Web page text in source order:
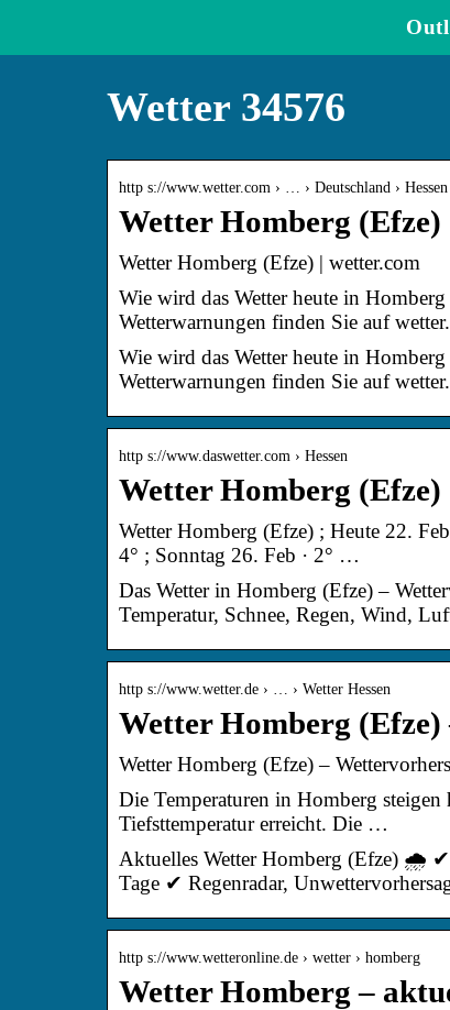
Wetter 34576
http s://www.wetter.com › … › Deutschland › Hessen
Wetter Homberg (Efze)
Wetter Homberg (Efze) | wetter.com
Wie wird das Wetter heute in
Wetterwarnungen finden Sie auf
Wie wird das Wetter heute in
Wetterwarnungen finden Sie auf
http s://www.daswetter.com › Hessen
Wetter Homberg (Efze)
Wetter Homberg (Efze) ; Heute 22.
4° ; Sonntag 26. Feb · 2° …
Das Wetter in Homberg (Efze) –
Temperatur, Schnee, Regen, Wind,
http s://www.wetter.de › … › Wetter Hessen
Wetter Homberg
Wetter Homberg (Efze) –
Die Temperaturen in Homberg
Tiefsttemperatur erreicht. Die …
Aktuelles Wetter Homberg (Efze) 🌧️ ✔
Tage ✔ Regenradar,
http s://www.wetteronline.de › wetter › homberg
Wetter Homberg –